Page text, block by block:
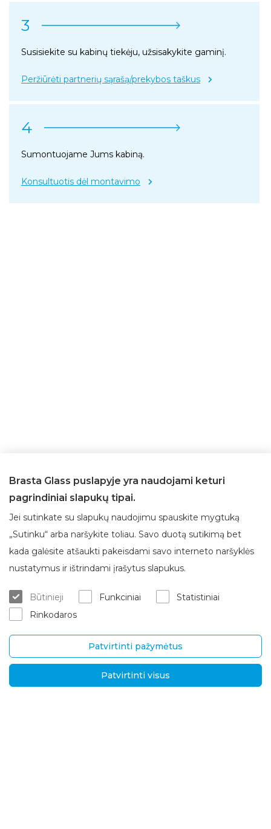
3
Susisiekite su kabinų tiekėju, užsisakykite gaminį.
Peržiūrėti partnerių sąrašą/prekybos taškus
4
Sumontuojame Jums kabiną.
Konsultuotis dėl montavimo
Apie Brasta Glass
Apie mus
Karjera
Kontaktai
Klientų aptarnavimas
Matavimas/konsultacija
Garantinis/ pogarantinis aptar
navimas
Pristatymas ir grąžinimas
Brasta Glass puslapyje yra naudojami keturi
pagrindiniai slapukų tipai.
Jei sutinkate su slapukų naudojimu spauskite mygtuką
„Sutinku“ arba naršykite toliau. Savo duotą sutikimą bet
kada galėsite atšaukti pakeisdami savo interneto naršyklės
nustatymus ir ištrindami įrašytus slapukus.
Būtinieji Funkciniai
Statistiniai
Rinkodaros
Patvirtinti pažymėtus
Patvirtinti visus